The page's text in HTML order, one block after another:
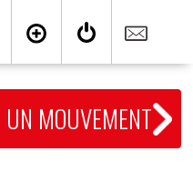
UN MOUVEMENT